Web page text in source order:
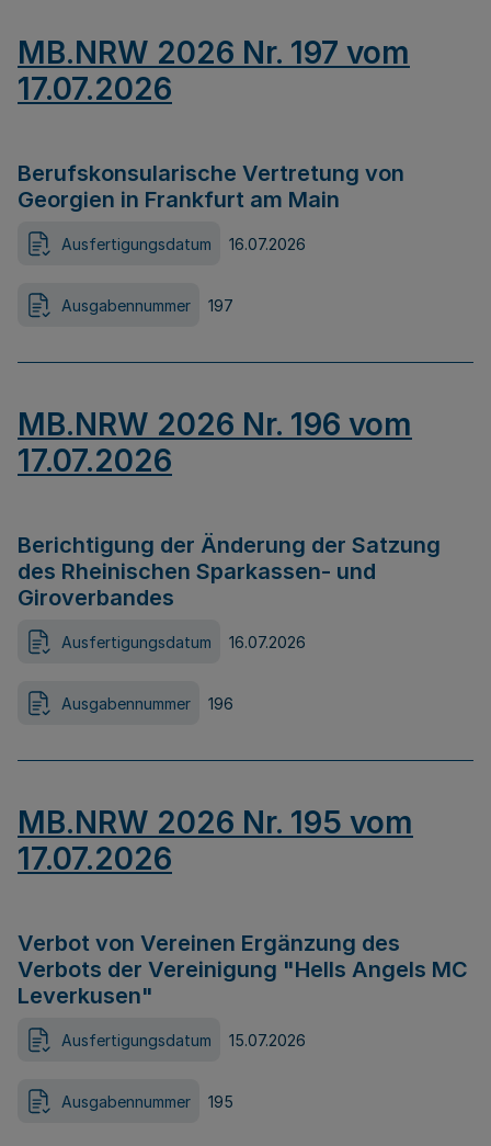
MB.NRW 2026 Nr. 197 vom
17.07.2026
Berufskonsularische Vertretung von
Georgien in Frankfurt am Main
Ausfertigungsdatum 16.07.2026
Ausgabennummer 197
MB.NRW 2026 Nr. 196 vom
17.07.2026
Berichtigung der Änderung der Satzung
des Rheinischen Sparkassen- und
Giroverbandes
Ausfertigungsdatum 16.07.2026
Ausgabennummer 196
MB.NRW 2026 Nr. 195 vom
17.07.2026
Verbot von Vereinen Ergänzung des
Verbots der Vereinigung "Hells Angels MC
Leverkusen"
Ausfertigungsdatum 15.07.2026
Ausgabennummer 195